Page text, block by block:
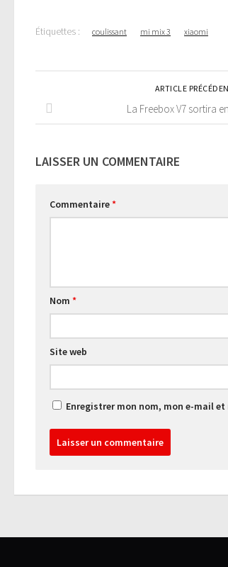
Étiquettes : coulissant mi mix 3 xiaomi
ARTICLE
La Freebox V7 sortira
LAISSER UN COMMENTAIRE
Commentaire*
Nom *
Site web
Enregistrer mon nom, mon e-mail